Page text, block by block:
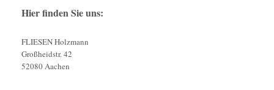
Hier finden Sie uns:
FLIESEN Holzmann
Großheidstr. 42
52080 Aachen